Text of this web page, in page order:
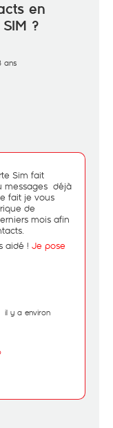
en
?
ans
Sim fait
messages déjà
fait je vous
de
mois afin
aidé ! Je pose
il y a environ